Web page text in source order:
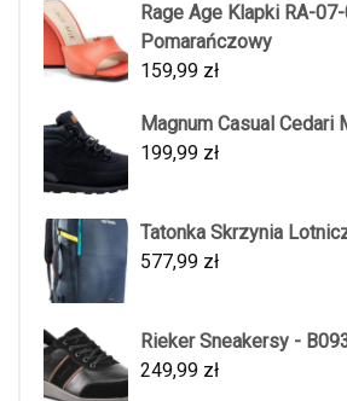
Rage Age Klapki RA-
Pomarańczowy
159,99 zł
Magnum Casual Cedari
199,99 zł
Tatonka Skrzynia
577,99 zł
Rieker Sneakersy -
249,99 zł